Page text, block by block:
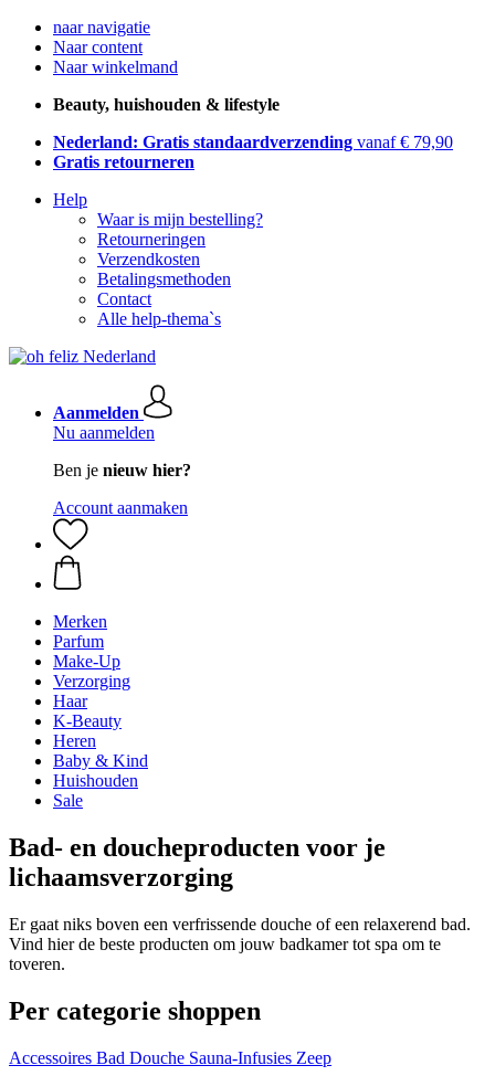
naar navigatie
Naar content
Naar winkelmand
Beauty, huishouden & lifestyle
Nederland: Gratis standaardverzending vanaf € 79,90
Gratis retourneren
Help
Waar is mijn bestelling?
Retourneringen
Verzendkosten
Betalingsmethoden
Contact
Alle help-thema`s
Aanmelden
Nu aanmelden
Ben je nieuw hier?
Account aanmaken
Merken
Parfum
Make-Up
Verzorging
Haar
K-Beauty
Heren
Baby & Kind
Huishouden
Sale
Bad- en doucheproducten voor je
lichaamsverzorging
Er gaat niks boven een verfrissende douche of een relaxerend bad.
Vind hier de beste producten om jouw badkamer tot spa om te
toveren.
Per categorie shoppen
Accessoires Bad Douche Sauna-Infusies Zeep